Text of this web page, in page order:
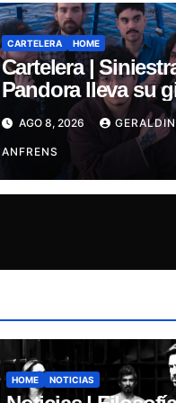
CARTELERA HOME
Cartelera |
Pandora lleva su
de invierno
Concepción.
AGO 8, 2026
ANFRENS
HOME NOTICIAS